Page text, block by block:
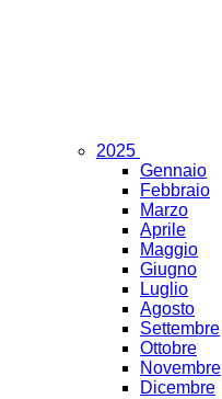
2025
Gennaio
Febbraio
Marzo
Aprile
Maggio
Giugno
Luglio
Agosto
Settembre
Ottobre
Novembre
Dicembre